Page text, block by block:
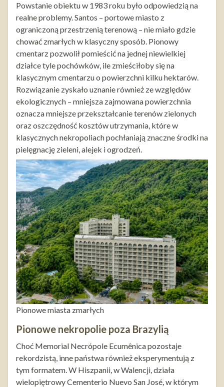
Powstanie obiektu w 1983 roku było odpowiedzią na
realne problemy. Santos – portowe miasto z
ograniczoną przestrzenią terenową – nie miało gdzie
chować zmarłych w klasyczny sposób. Pionowy
cmentarz pozwolił pomieścić na jednej niewielkiej
działce tyle pochówków, ile zmieściłoby się na
klasycznym cmentarzu o powierzchni kilku hektarów.
Rozwiązanie zyskało uznanie również ze względów
ekologicznych – mniejsza zajmowana powierzchnia
oznacza mniejsze przekształcanie terenów zielonych
oraz oszczędność kosztów utrzymania, które w
klasycznych nekropoliach pochłaniają znaczne środki na
pielęgnację zieleni, alejek i ogrodzeń.
Pionowe miasta zmarłych
Pionowe nekropolie poza Brazylią
Choć Memorial Necrópole Ecumênica pozostaje
rekordzistą, inne państwa również eksperymentują z
tym formatem. W Hiszpanii, w Walencji, działa
wielopiętrowy Cementerio Nuevo San José, w którym